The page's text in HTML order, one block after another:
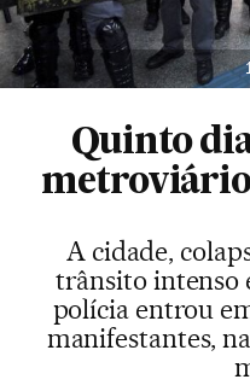
Quinto
A cidade,
trânsito intenso
polícia entrou
manifestantes,